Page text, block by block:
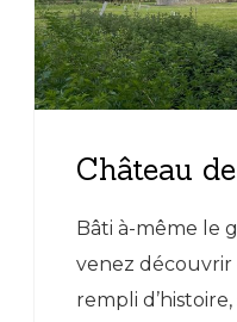
Château
Bâti à-même le
venez découvrir
rempli